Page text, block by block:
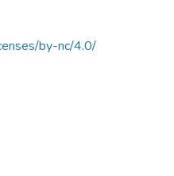
by-nc/4.0/